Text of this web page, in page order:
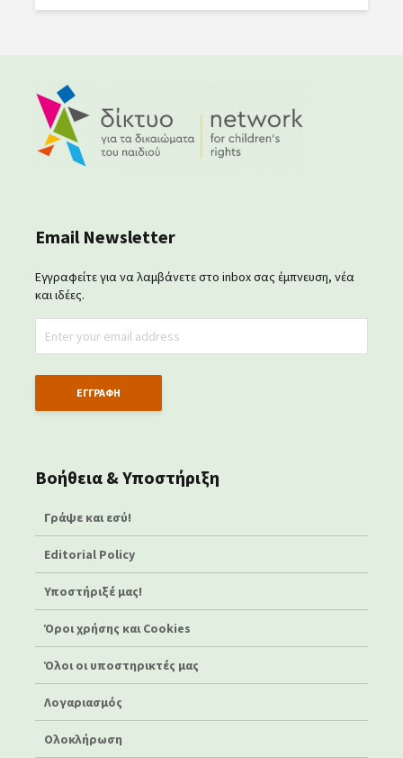
Email Newsletter
Εγγραφείτε για να λαμβάνετε στο inbox σας έμπνευση, νέα
και ιδέες.
Βοήθεια & Υποστήριξη
Γράψε και εσύ!
Editorial Policy
Υποστήριξέ μας!
Όροι χρήσης και Cookies
Όλοι οι υποστηρικτές μας
Λογαριασμός
Ολοκλήρωση